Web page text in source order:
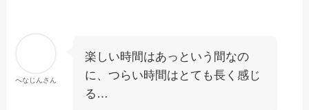
へなじんさん
楽しい時間はあっという間なの
に、つらい時間はとても長く感じ
る…